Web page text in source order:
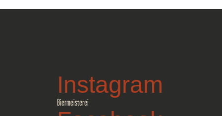
Instagram
Biermeisterei